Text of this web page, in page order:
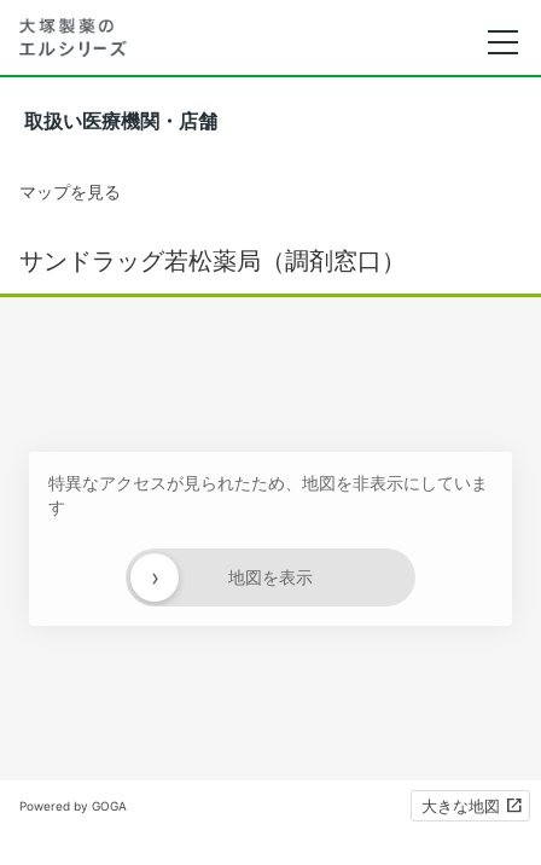
取扱い医療機関・店舗
マップを見る
サンドラッグ若松薬局（調剤窓口）
特異なアクセスが見られたため、地図を非表示にしていま
す
地図を表示
›
Powered by GOGA 大きな地図